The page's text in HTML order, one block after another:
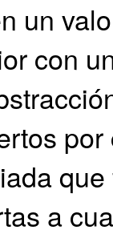
un
con
a